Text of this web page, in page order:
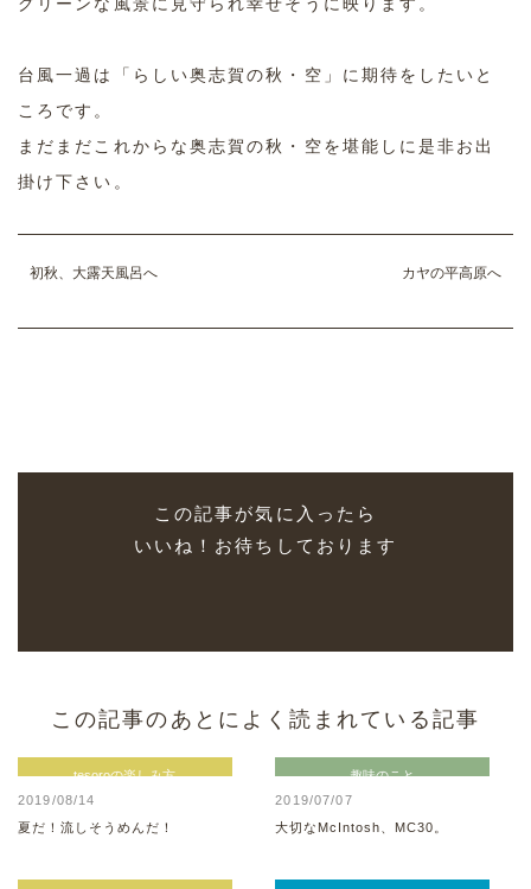
グリーンな風景に見守られ幸せそうに映ります。
台風一過は「らしい奥志賀の秋・空」に期待をしたいと
ころです。
まだまだこれからな奥志賀の秋・空を堪能しに是非お出
掛け下さい。
初秋、大露天風呂へ カヤの平高原へ
この記事が気に入ったら
いいね！お待ちしております
この記事のあとによく読まれている記事
tesoroの楽しみ方
2019/08/14
夏だ！流しそうめんだ！
趣味のこと
2019/07/07
大切なMcIntosh、MC30。